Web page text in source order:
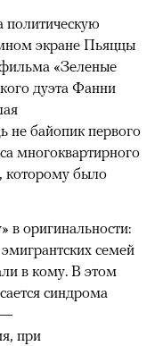
политическую
экране Пьяццы
«Зеленые
дуэта Фанни
не байопик первого
многоквартирного
которому было
в оригинальности:
семей
в кому. В этом
синдрома
—
при